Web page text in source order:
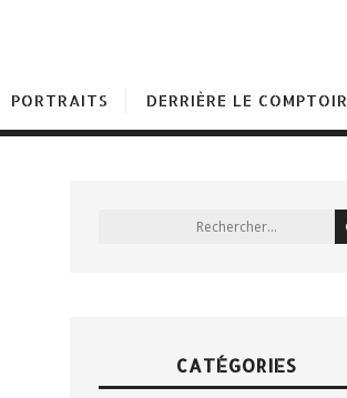
PORTRAITS DERRIÈRE LE COMPTOIR
CATÉGORIES